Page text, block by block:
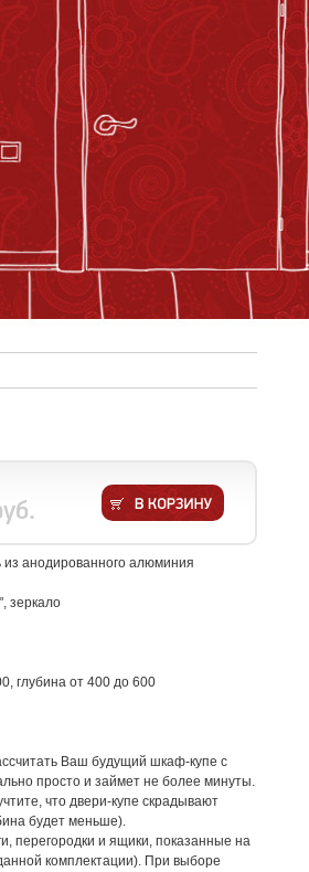
анодированного алюминия
зеркало
глубина от 400 до 600
Ваш будущий шкаф-купе с
просто и займет не более минуты.
что двери-купе скрадывают
будет меньше).
перегородки и ящики, показанные на
комплектации). При выборе